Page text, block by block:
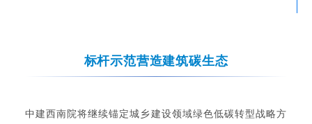
标杆示范营造建筑碳生态
中建西南院将继续锚定城乡建设领域绿色低碳转型战略方